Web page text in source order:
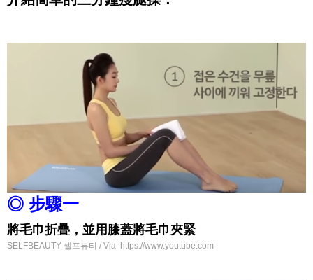
◎ 步驟一
將毛巾折疊，並用膝蓋將毛巾夾緊
SELFBEAUTY 셀프뷰티 / Via https://www.youtube.com